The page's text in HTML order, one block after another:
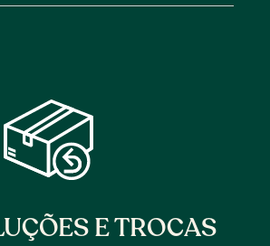
E TROCAS